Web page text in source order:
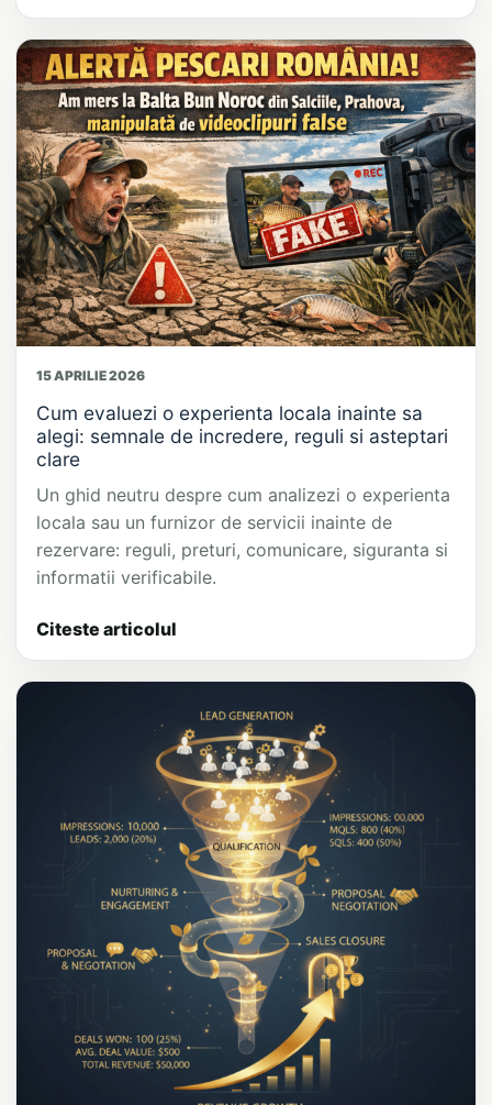
15 APRILIE 2026
Cum evaluezi o experienta locala inainte sa
alegi: semnale de incredere, reguli si asteptari
clare
Un ghid neutru despre cum analizezi o experienta
locala sau un furnizor de servicii inainte de
rezervare: reguli, preturi, comunicare, siguranta si
informatii verificabile.
Citeste articolul